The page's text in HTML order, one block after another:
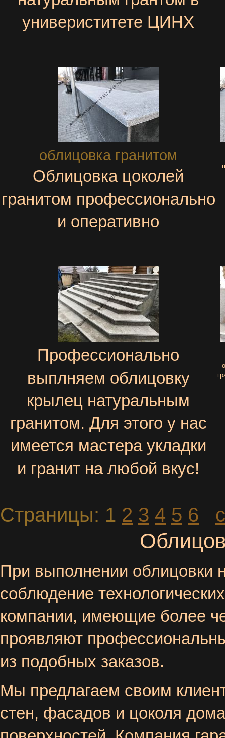
универиститете ЦИНХ
облицовка гранитом
Облицовка цоколей
гранитом профессионально
и оперативно
Профессионально
выплняем облицовку
крылец натуральным
гранитом. Для этого у нас
имеется мастера укладки
и гранит на любой вкус!
Страницы: 1 2 3 4 5 6
При выполнении облицовки
соблюдение
компании, имеющие более
проявляют
из подобных заказов.
Мы предлагаем своим
стен, фасадов и цоколя